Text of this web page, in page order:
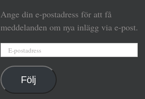
Ange din e-postadress för att få
meddelanden om nya inlägg via e-post.
Följ